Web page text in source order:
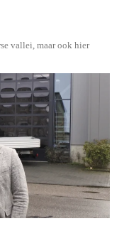
vallei, maar ook hier